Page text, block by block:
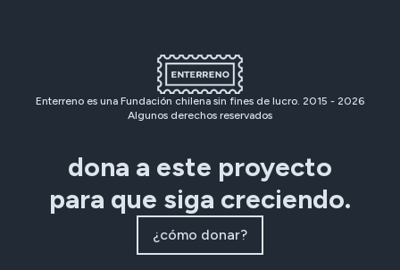
Enterreno es una Fundación chilena sin fines de lucro. 2015 - 2026
Algunos derechos reservados
dona a este proyecto
para que siga creciendo.
¿cómo donar?